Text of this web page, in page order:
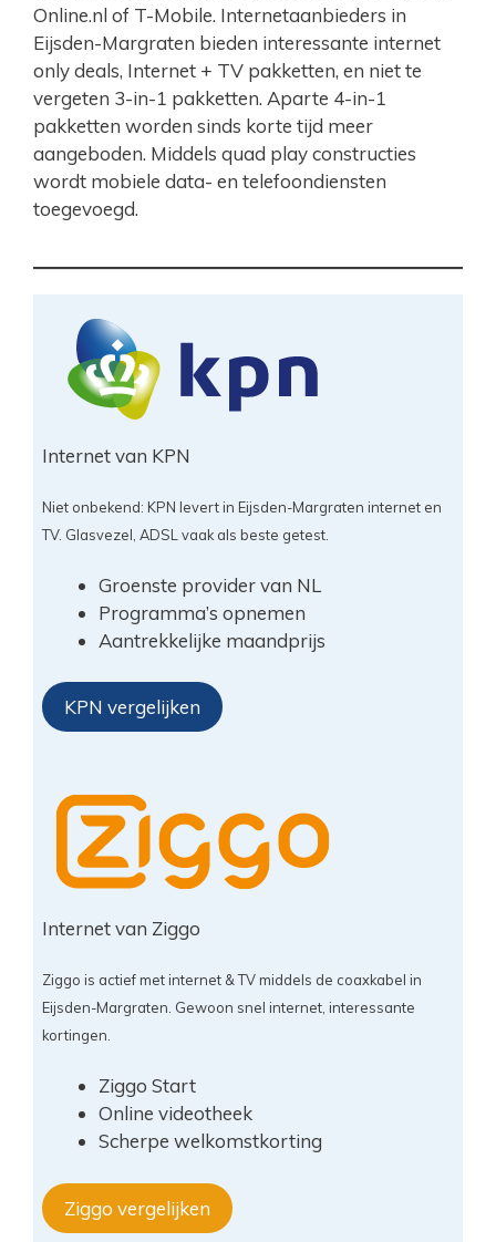
Online.nl of T-Mobile. Internetaanbieders in
Eijsden-Margraten bieden interessante internet
only deals, Internet + TV pakketten, en niet te
vergeten 3-in-1 pakketten. Aparte 4-in-1
pakketten worden sinds korte tijd meer
aangeboden. Middels quad play constructies
wordt mobiele data- en telefoondiensten
toegevoegd.
Internet van KPN
Niet onbekend: KPN levert in Eijsden-Margraten internet en
TV. Glasvezel, ADSL vaak als beste getest.
Groenste provider van NL
Programma’s opnemen
Aantrekkelijke maandprijs
KPN vergelijken
Internet van Ziggo
Ziggo is actief met internet & TV middels de coaxkabel in
Eijsden-Margraten. Gewoon snel internet, interessante
kortingen.
Ziggo Start
Online videotheek
Scherpe welkomstkorting
Ziggo vergelijken